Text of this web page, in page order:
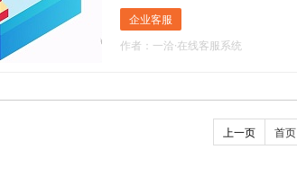
企业客服
作者：一洽·在线客服系统
上一页 首页